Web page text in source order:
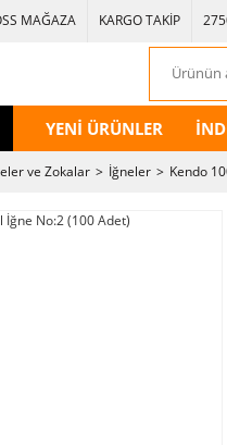
MAĞAZA KARGO TAKİP
YENİ ÜRÜNLER
ve Zokalar İğneler Kendo